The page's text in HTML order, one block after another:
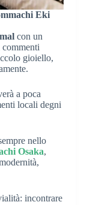
Eki
con un
gioiello,
a poca
locali degni
nello
Osaka,
incontrare